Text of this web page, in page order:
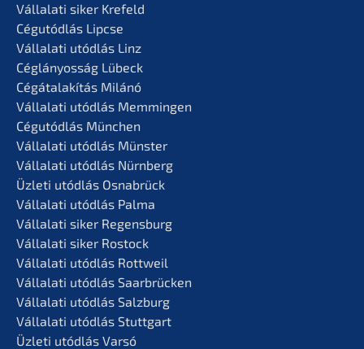
Vállala­ti siker Krefeld
Cégutód­lás Lipcse
Vállala­ti utódlás Linz
Céglá­n­yos­ság Lübeck
Cégátalakí­tás Milánó
Vállala­ti utódlás Memmingen
Cégutód­lás München
Vállala­ti utódlás Münster
Vállala­ti utódlás Nürnberg
Üzleti utódlás Osnabrück
Vállala­ti utódlás Palma
Vállala­ti siker Regensburg
Vállala­ti siker Rostock
Vállala­ti utódlás Rottweil
Vállala­ti utódlás Saarbrücken
Vállala­ti utódlás Salzburg
Vállala­ti utódlás Stuttgart
Üzleti utódlás Varsó